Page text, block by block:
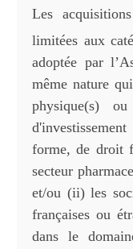
Les
limitées aux
adoptée par
même nature
physique(s)
forme, de droit
secteur
et/ou (ii) les
françaises ou
dans le